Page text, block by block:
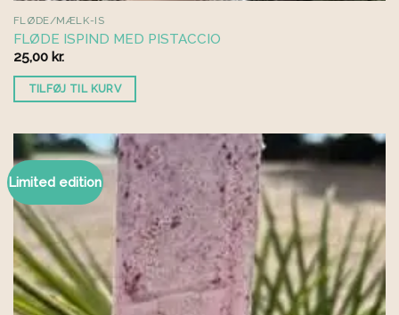
FLØDE/MÆLK-IS
FLØDE ISPIND MED PISTACCIO
25,00 kr.
TILFØJ TIL KURV
Limited edition